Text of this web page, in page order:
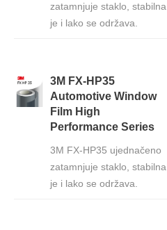
zatamnjuje staklo, stabilna
je i lako se održava.
3M FX-HP35
Automotive Window
Film High
Performance Series
3M FX-HP35 ujednačeno
zatamnjuje staklo, stabilna
je i lako se održava.